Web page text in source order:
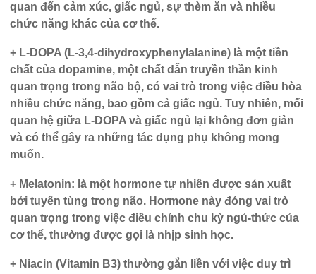
quan đến cảm xúc, giấc ngủ, sự thèm ăn và nhiều
chức năng khác của cơ thể.
+ L-DOPA (L-3,4-dihydroxyphenylalanine) là một tiền
chất của dopamine, một chất dẫn truyền thần kinh
quan trọng trong não bộ, có vai trò trong việc điều hòa
nhiều chức năng, bao gồm cả giấc ngủ. Tuy nhiên, mối
quan hệ giữa L-DOPA và giấc ngủ lại không đơn giản
và có thể gây ra những tác dụng phụ không mong
muốn.
+ Melatonin: là một hormone tự nhiên được sản xuất
bởi tuyến tùng trong não. Hormone này đóng vai trò
quan trọng trong việc điều chỉnh chu kỳ ngủ-thức của
cơ thể, thường được gọi là nhịp sinh học.
+ Niacin (Vitamin B3) thường gắn liền với việc duy trì